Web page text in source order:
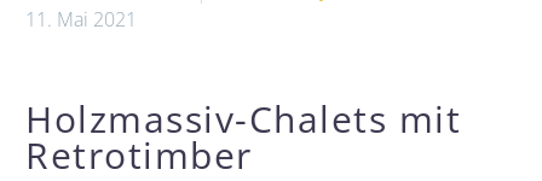
11. Mai 2021
Holzmassiv-Chalets mit
Retrotimber